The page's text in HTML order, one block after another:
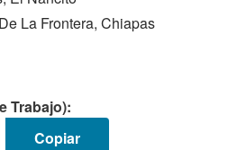
La Frontera, Chiapas
Trabajo):
Copiar